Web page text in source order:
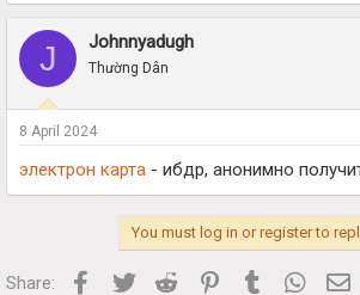
J Johnnyadugh
Thường Dân
8 April 2024
электрон карта - ибдр, анонимно
You must log in or register to
Share: Facebook
Twitter Reddit PinterestTumblr